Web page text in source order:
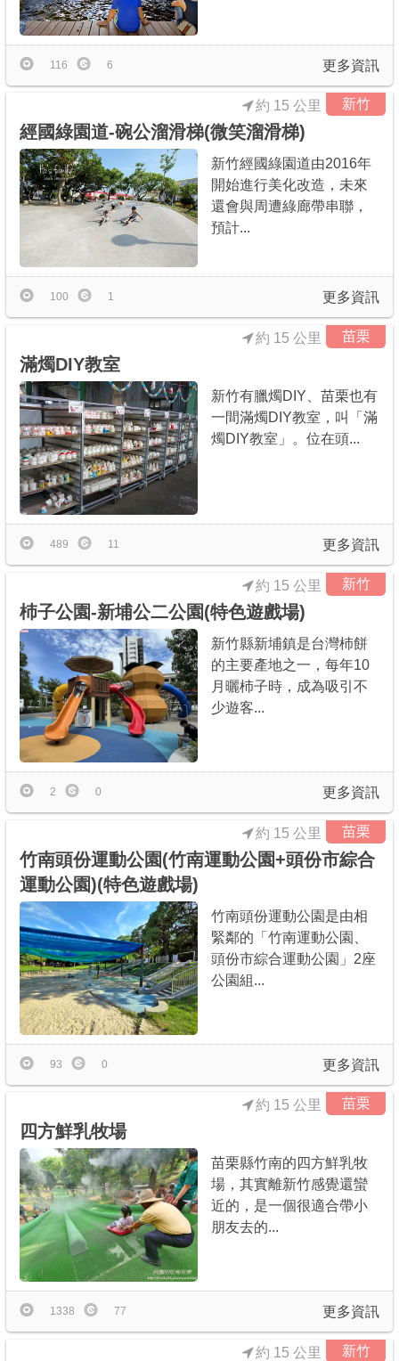
更多資訊
116 6
新竹
經國綠園道-碗公溜滑梯(微笑溜滑梯)
約 15 公里
新竹經國綠園道由2016年
開始進行美化改造，未來
還會與周遭綠廊帶串聯，
預計...
更多資訊
100 1
苗栗
滿燭DIY教室
約 15 公里
新竹有臘燭DIY、苗栗也有
一間滿燭DIY教室，叫「滿
燭DIY教室」。位在頭...
更多資訊
489 11
新竹
杮子公園-新埔公二公園(特色遊戲場)
約 15 公里
新竹縣新埔鎮是台灣杮餅
的主要產地之一，每年10
月曬杮子時，成為吸引不
少遊客...
更多資訊
2 0
苗栗
竹南頭份運動公園(竹南運動公園+頭份市綜合
運動公園)(特色遊戲場)
約 15 公里
竹南頭份運動公園是由相
緊鄰的「竹南運動公園、
頭份市綜合運動公園」2座
公園組...
更多資訊
93 0
苗栗
四方鮮乳牧場
約 15 公里
苗栗縣竹南的四方鮮乳牧
場，其實離新竹感覺還蠻
近的，是一個很適合帶小
朋友去的...
更多資訊
1338 77
新竹
約 15 公里